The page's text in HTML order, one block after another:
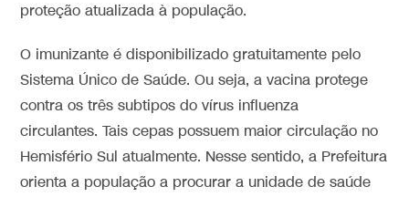
proteção atualizada à população.
O imunizante é disponibilizado gratuitamente pelo
Sistema Único de Saúde. Ou seja, a vacina protege
contra os três subtipos do vírus influenza
circulantes. Tais cepas possuem maior circulação no
Hemisfério Sul atualmente. Nesse sentido, a Prefeitura
orienta a população a procurar a unidade de saúde